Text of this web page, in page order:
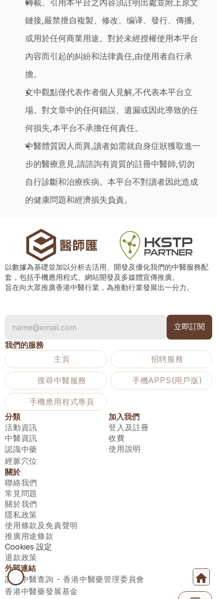
轉載、引用本平台之內容須註明出處並附上原文
鏈接,嚴禁擅自複製、修改、编译、發行、傳播,
或用於任何商業用途。對於未經授權使用本平台
內容而引起的糾紛和法律責任,由使用者自行承
擔。
文中觀點僅代表作者個人見解,不代表本平台立
場。對文章中的任何錯誤、遺漏或因此導致的任
何損失,本平台不承擔任何責任。
中醫體質因人而異,讀者如需就自身症狀獲取進一
步的醫療意見,請諮詢有資質的註冊中醫師,切勿
自行診斷和治療疾病。本平台不對讀者因此造成
的健康問題和經濟損失負責。
以數據為基礎並加以分析去活用、開發及優化我們的中醫服務配
套，包括手機應用程式、網站開發及多媒體宣傳推廣。
旨在向大眾推廣香港中醫行業，為推動行業發展出一分力。
我們的服務
主頁
招聘服務
搜尋中醫服務 手機APPS(用戶版)
手機應用程式專頁
分類
活動資訊
中醫資訊
認識中藥
經脈穴位
加入我們
登入及註冊
收費
使用說明
關於
聯絡我們
常見問題
關於我們
隱私政策
使用條款及免責聲明
推廣用途條款
Cookies 設定
退款政策
外部連結
註冊中醫查詢 - 香港中醫藥管理委員會
香港中醫藥發展基金